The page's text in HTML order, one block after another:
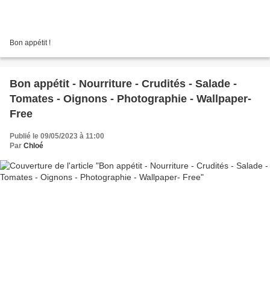
Bon appétit !
Bon appétit - Nourriture - Crudités - Salade -
Tomates - Oignons - Photographie - Wallpaper-
Free
Publié le 09/05/2023 à 11:00
Par Chloé